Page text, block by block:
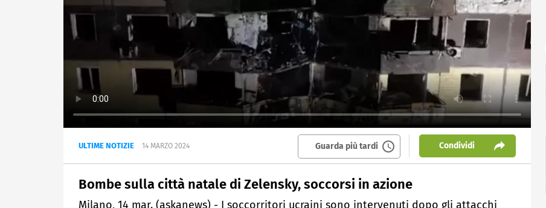
ULTIME NOTIZIE 14 MARZO 2024 Guarda più tardi Condividi
Bombe sulla città natale di Zelensky, soccorsi in azione
Milano, 14 mar. (askanews) - I soccorritori ucraini sono intervenuti dopo gli attacchi